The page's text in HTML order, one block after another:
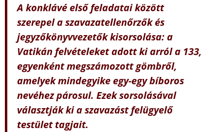
A konklávé első feladatai között
szerepel a szavazatellenőrzők és
jegyzőkönyvvezetők kisorsolása: a
Vatikán felvételeket adott ki arról a 133,
egyenként megszámozott gömbről,
amelyek mindegyike egy-egy bíboros
nevéhez párosul. Ezek sorsolásával
választják ki a szavazást felügyelő
testület tagjait.